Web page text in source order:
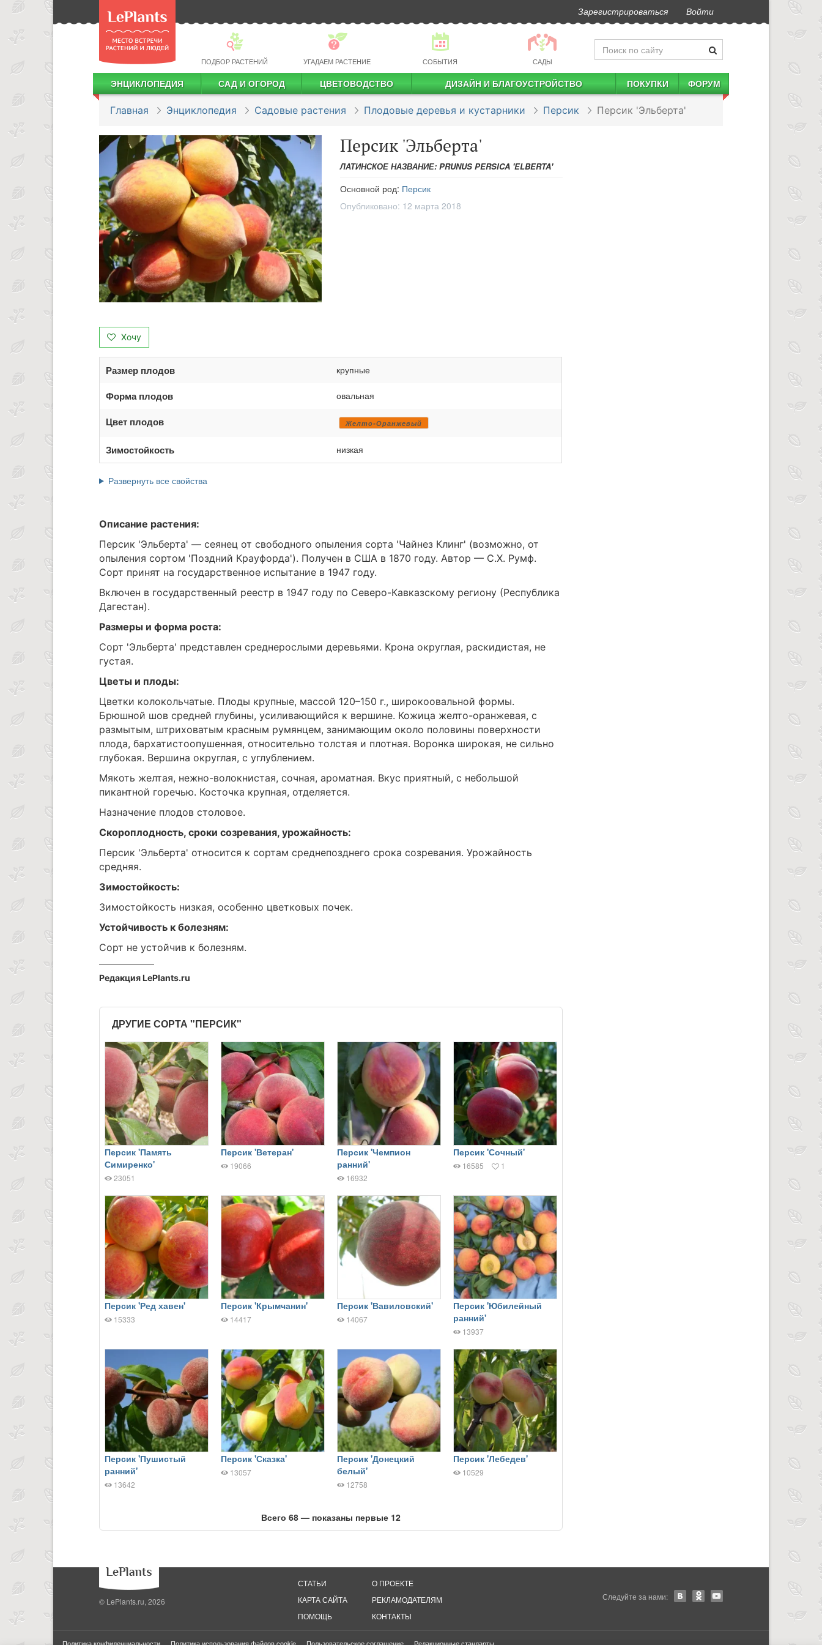
Зарегистрироваться Войти
ПОДБОР РАСТЕНИЙ УГАДАЕМ РАСТЕНИЕ СОБЫТИЯ САДЫ
ЭНЦИКЛОПЕДИЯ САД И ОГОРОД ЦВЕТОВОДСТВО ДИЗАЙН И БЛАГОУСТРОЙСТВО ПОКУПКИ ФОРУМ
Главная Энциклопедия Садовые растения Плодовые деревья и кустарники Персик Персик 'Эльберта'
Персик 'Эльберта'
ЛАТИНСКОЕ НАЗВАНИЕ: PRUNUS PERSICA 'ELBERTA'
Основной род: Персик
Опубликовано: 12 марта 2018
Хочу
Размер плодов крупные
Форма плодов овальная
Цвет плодов Желто-Оранжевый
Зимостойкость низкая
Развернуть все свойства
Описание растения:
Персик 'Эльберта' — сеянец от свободного опыления сорта 'Чайнез Клинг' (возможно, от
опыления сортом 'Поздний Крауфорда'). Получен в США в 1870 году. Автор — С.Х. Румф.
Сорт принят на государственное испытание в 1947 году.
Включен в государственный реестр в 1947 году по Северо-Кавказскому региону (Республика
Дагестан).
Размеры и форма роста:
Сорт 'Эльберта' представлен среднерослыми деревьями. Крона округлая, раскидистая, не
густая.
Цветы и плоды:
Цветки колокольчатые. Плоды крупные, массой 120–150 г., широкоовальной формы.
Брюшной шов средней глубины, усиливающийся к вершине. Кожица желто-оранжевая, с
размытым, штриховатым красным румянцем, занимающим около половины поверхности
плода, бархатистоопушенная, относительно толстая и плотная. Воронка широкая, не сильно
глубокая. Вершина округлая, с углублением.
Мякоть желтая, нежно-волокнистая, сочная, ароматная. Вкус приятный, с небольшой
пикантной горечью. Косточка крупная, отделяется.
Назначение плодов столовое.
Скороплодность, сроки созревания, урожайность:
Персик 'Эльберта' относится к сортам среднепозднего срока созревания. Урожайность
средняя.
Зимостойкость:
Зимостойкость низкая, особенно цветковых почек.
Устойчивость к болезням:
Сорт не устойчив к болезням.
Редакция LePlants.ru
ДРУГИЕ СОРТА "ПЕРСИК"
Персик 'Память
Симиренко'
23051
Персик 'Ветеран'
19066
Персик 'Чемпион
ранний'
16932
Персик 'Сочный'
16585 1
Персик 'Ред хавен'
15333
Персик 'Крымчанин'
14417
Персик 'Вавиловский'
14067
Персик 'Юбилейный
ранний'
13937
Персик 'Пушистый
ранний'
13642
Персик 'Сказка'
13057
Персик 'Донецкий
белый'
12758
Персик 'Лебедев'
10529
Всего 68 — показаны первые 12
© LePlants.ru, 2026
СТАТЬИ
КАРТА САЙТА
ПОМОЩЬ
О ПРОЕКТЕ
РЕКЛАМОДАТЕЛЯМ
КОНТАКТЫ
Следуйте за нами: